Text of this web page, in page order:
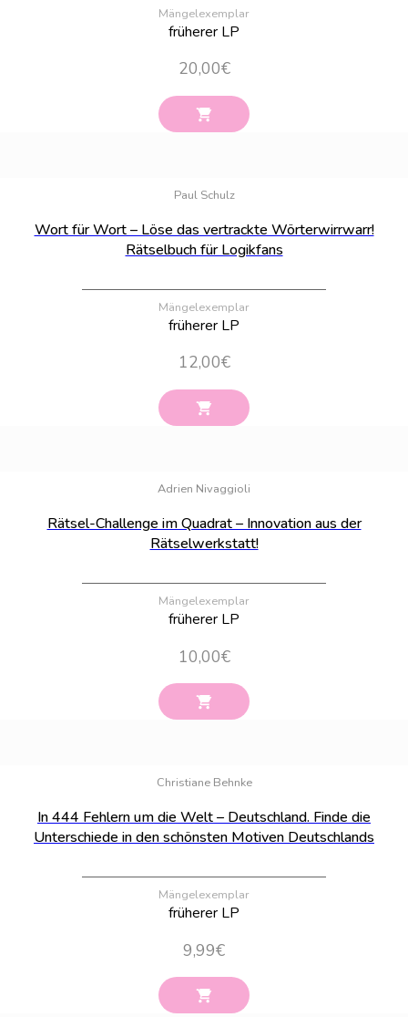
Mängelexemplar
früherer LP
20,00€
Paul Schulz
Wort für Wort – Löse das vertrackte Wörterwirrwarr!
Rätselbuch für Logikfans
Mängelexemplar
früherer LP
12,00€
Adrien Nivaggioli
Rätsel-Challenge im Quadrat – Innovation aus der
Rätselwerkstatt!
Mängelexemplar
früherer LP
10,00€
Christiane Behnke
In 444 Fehlern um die Welt – Deutschland. Finde die
Unterschiede in den schönsten Motiven Deutschlands
Mängelexemplar
früherer LP
9,99€